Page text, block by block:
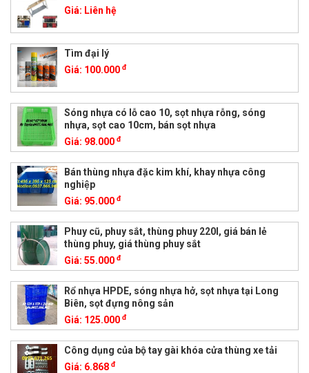
Giá: Liên hệ
Tìm đại lý
Giá: 100.000 đ
Sóng nhựa có lỗ cao 10, sọt nhựa rỗng, sóng
nhựa, sọt cao 10cm, bán sọt nhựa
Giá: 98.000 đ
Bán thùng nhựa đặc kim khí, khay nhựa công
nghiệp
Giá: 95.000 đ
Phuy cũ, phuy sắt, thùng phuy 220l, giá bán lẻ
thùng phuy, giá thùng phuy sắt
Giá: 55.000 đ
Rổ nhựa HPDE, sóng nhựa hở, sọt nhựa tại Long
Biên, sọt đựng nông sản
Giá: 125.000 đ
Công dụng của bộ tay gài khóa cửa thùng xe tải
Giá: 6.868 đ